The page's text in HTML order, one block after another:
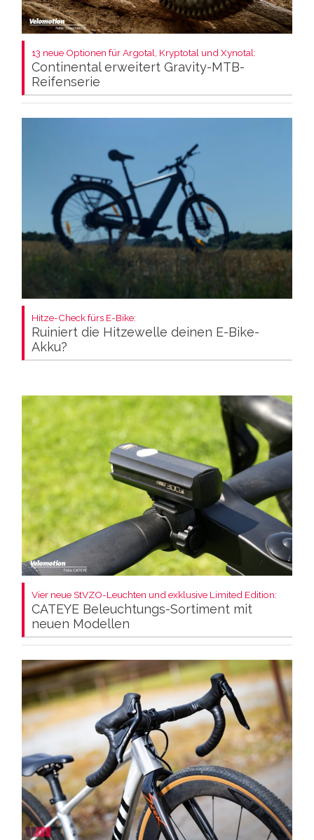
13 neue Optionen für Argotal, Kryptotal und Xynotal:
Continental erweitert Gravity-MTB-
Reifenserie
Hitze-Check fürs E-Bike:
Ruiniert die Hitzewelle deinen E-Bike-
Akku?
Vier neue StVZO-Leuchten und exklusive Limited Edition:
CATEYE Beleuchtungs-Sortiment mit
neuen Modellen